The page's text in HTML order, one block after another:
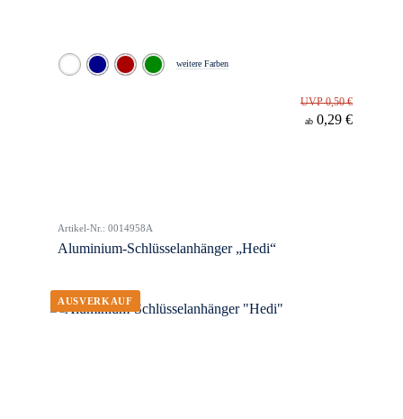
weitere Farben
UVP 0,50 €
ab 0,29 €
Artikel-Nr.: 0014958A
Aluminium-Schlüsselanhänger „Hedi“